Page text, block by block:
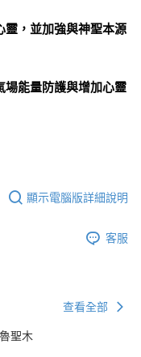
靈，並加強與神聖本源
場能量防護與增加心靈
顯示電腦版詳細說明
客服
查看全部
聖木